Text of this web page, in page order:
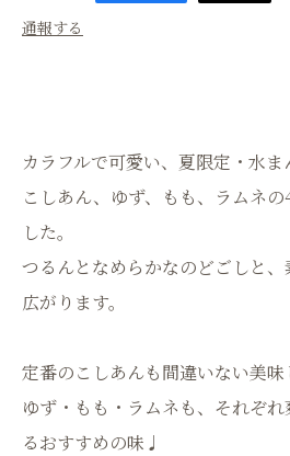
通報する
カラフルで可愛い、夏限定・水ま
こしあん、ゆず、もも、ラムネ
した。
つるんとなめらかなのどごしと
広がります。
定番のこしあんも間違いない美味
ゆず・もも・ラムネも、それぞ
るおすすめの味♩